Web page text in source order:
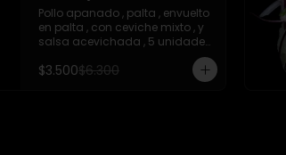
Pollo apanado , palta , envuelto
en palta , con ceviche mixto , y
salsa acevichada , 5 unidades
$3.500$6.300